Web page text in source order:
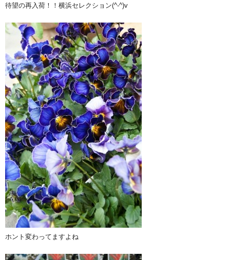
待望の再入荷！！横浜セレクション(^-^)v
ホント変わってますよね